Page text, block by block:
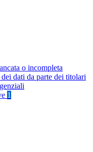
o incompleta
dati da parte dei titolari
1